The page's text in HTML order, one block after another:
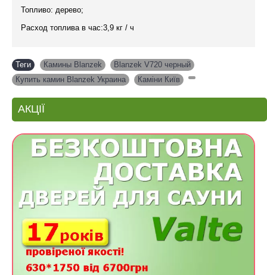
Топливо: дерево;
Расход топлива в час:3,9 кг / ч
Теги Камины Blanzek Blanzek V720 черный
Купить камин Blanzek Украина
Каміни Київ
АКЦІЇ